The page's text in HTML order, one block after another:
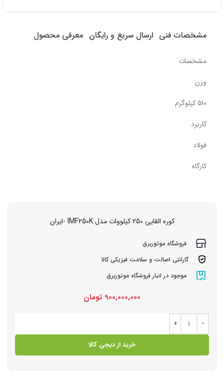
مشخصات فنی ارسال سریع و رایگان معرفی محصول
مشخصات
وزن
510 کیلوگرم
کاربرد
فولاد
کارگاه
کوره القایی 250 کیلووات مدل IMF250K -ایران
فروشگاه موتوربرق
گارانتی اصالت و سلامت فیزیکی کالا
موجود در انبار فروشگاه موتوربرق
900,000,000 تومان
خرید از دیجی کالا